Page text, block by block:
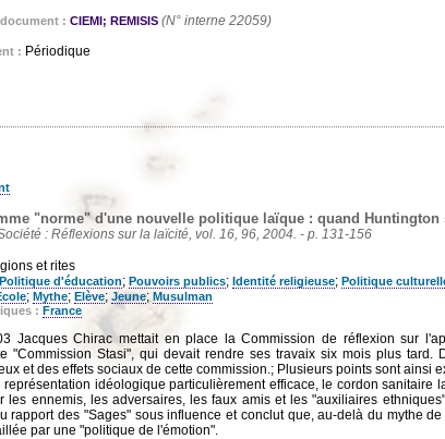
: CIEMI; REMISIS (N° interne 22059)
: Périodique
"norme" d'une nouvelle politique laïque : quand Huntington
: Réflexions sur la laïcité, vol. 16, 96, 2004. - p. 131-156
et rites
Politique d'éducation; Pouvoirs publics; Identité religieuse; Politique
; Mythe; Elève; Jeune; Musulman
: France
Jacques Chirac mettait en place la Commission de réflexion sur
"Commission Stasi", qui devait rendre ses travaix six mois plus tard.
et des effets sociaux de cette commission.; Plusieurs points sont ainsi
représentation idéologique particulièrement efficace, le cordon sanitaire
les ennemis, les adversaires, les faux amis et les "auxiliaires
rapport des "Sages" sous influence et conclut que, au-delà du mythe
par une "politique de l'émotion".